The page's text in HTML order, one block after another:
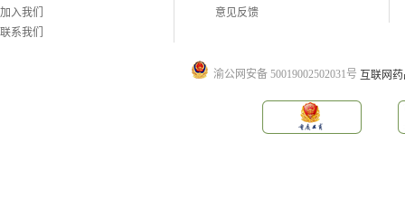
加入我们
联系我们
意见反馈
渝公网安备 50019002502031号 互联网